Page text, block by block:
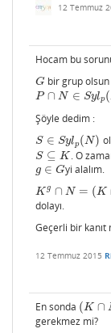
12 Temmuz
Hocam bu
G
G bir grup
P ∩ N ∈ Sylp (
P∩N ∈S ylp (N)
Şöyle dedim :
S ∈ Sylp (N)
S∈S ylp(N)
S ⊆ K
S⊆K . O
g ∈ G
g ∈G yi alalım.
Kg ∩ N = (K
Kg∩ N=(K ∩N )g∈
dolayı.
Geçerli bir kanıt
12 Temmuz 2015
En sonda (K ∩
(K∩ N) g
gerekmez mi?